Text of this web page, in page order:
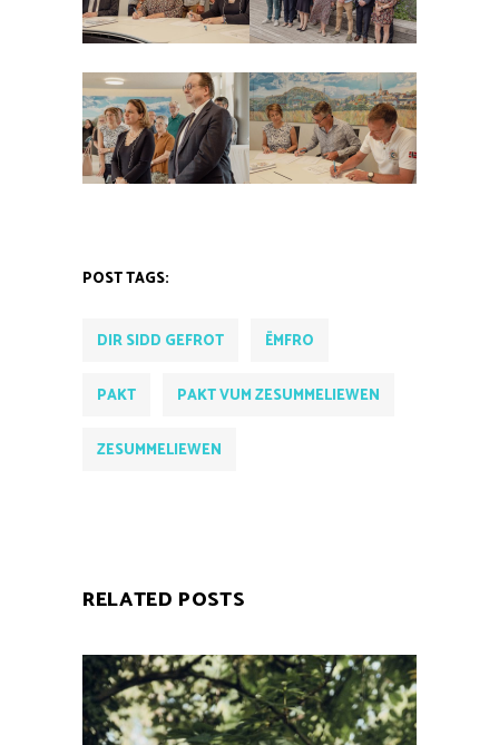
POST TAGS:
DIR SIDD GEFROT ËMFRO
PAKT PAKT VUM ZESUMMELIEWEN
ZESUMMELIEWEN
RELATED POSTS